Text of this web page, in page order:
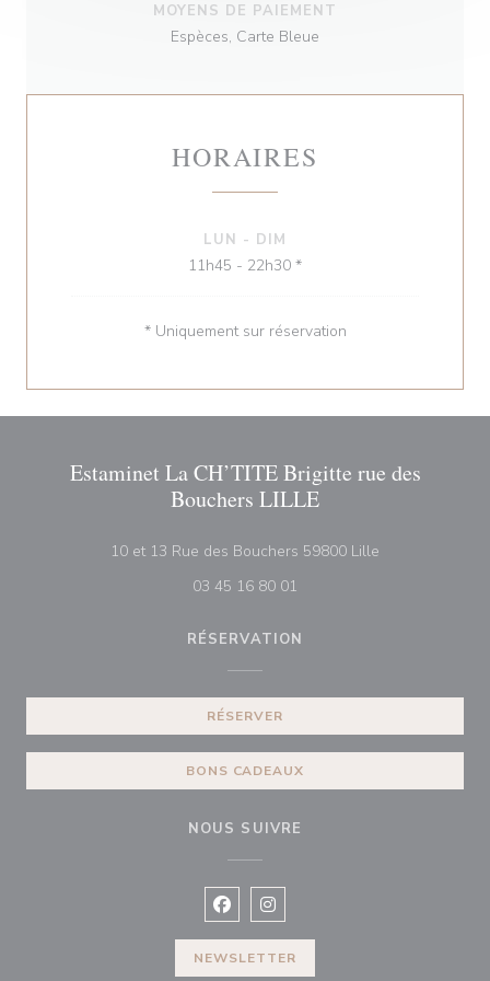
MOYENS DE PAIEMENT
Espèces, Carte Bleue
HORAIRES
LUN - DIM
11h45 - 22h30 *
* Uniquement sur réservation
Estaminet La CH’TITE Brigitte rue des
Bouchers LILLE
10 et 13 Rue des Bouchers 59800 Lille
03 45 16 80 01
RÉSERVATION
RÉSERVER
BONS CADEAUX
NOUS SUIVRE
Facebook ((ouvre une nouvelle
Instagram ((ouvre une
NEWSLETTER